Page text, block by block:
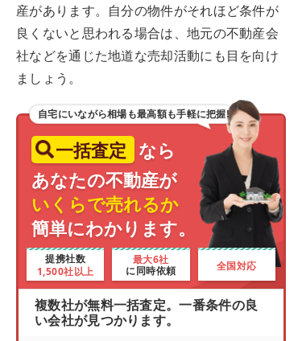
産があります。自分の物件がそれほど条件が
良くないと思われる場合は、地元の不動産会
社などを通じた地道な売却活動にも目を向け
ましょう。
一括査定 なら
あなたの不動産が
いくらで売れるか
簡単にわかります。
提携社数
1,500社以上
最大6社
に同時依頼 全国対応
複数社が無料一括査定。一番条件の良
い会社が見つかります。
自宅にいながら相場も最高額も手軽に把握!